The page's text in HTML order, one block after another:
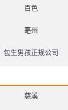
百色
亳州
包生男孩正规公司
慈溪